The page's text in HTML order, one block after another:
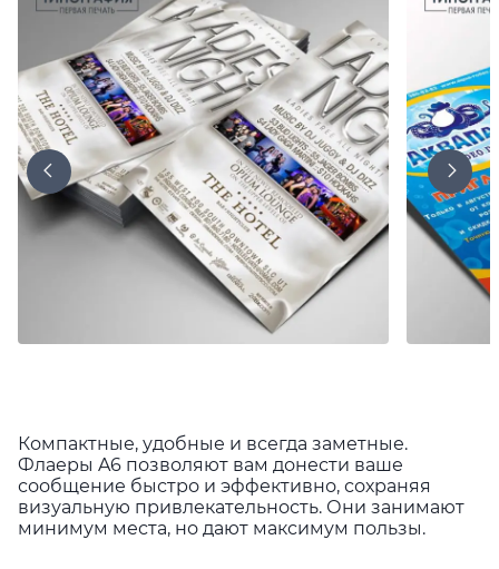
Компактные, удобные и всегда заметные.
Флаеры A6 позволяют вам донести ваше
сообщение быстро и эффективно, сохраняя
визуальную привлекательность. Они занимают
минимум места, но дают максимум пользы.